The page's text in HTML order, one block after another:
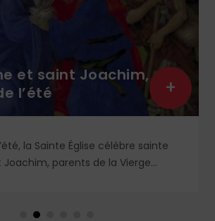
et saint Joachim,
l’été
la Sainte Église célèbre sainte
Joachim, parents de la Vierge
Occident, célèbre par sa piété
+